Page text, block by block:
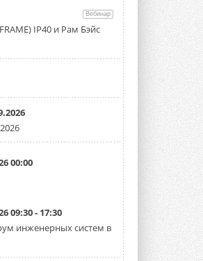
студенческих
«ТИМ-лидеры 2026»
конкурса «ТИМ-лидеры»
в сентябре 2026 года ...
за Уралом
Омского землячества в
Тимошенко посетил
рабочим визитом ...
чиллер AquaEdge
на хладагенте R1234ze ...
расширяет
Вебинар
IP40 и Рам Бэйс
00:00
09:30 - 17:30
инженерных систем в